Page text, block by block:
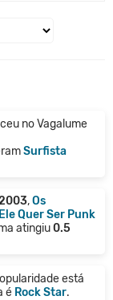
no Vagalume
Surfista
,Os
Ele Quer Ser Punk
atingiu0.5
está
é Rock Star.